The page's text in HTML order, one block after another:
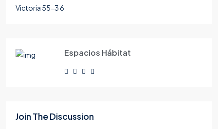
Victoria 55-3 6
Espacios Hábitat
Join The Discussion